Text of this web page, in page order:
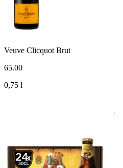
Veuve Clicquot Brut
65.00
0,75 l